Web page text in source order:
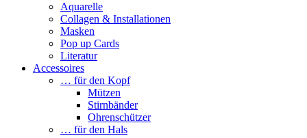
Aquarelle
Collagen & Installationen
Masken
Pop up Cards
Literatur
Accessoires
… für den Kopf
Mützen
Stirnbänder
Ohrenschützer
… für den Hals